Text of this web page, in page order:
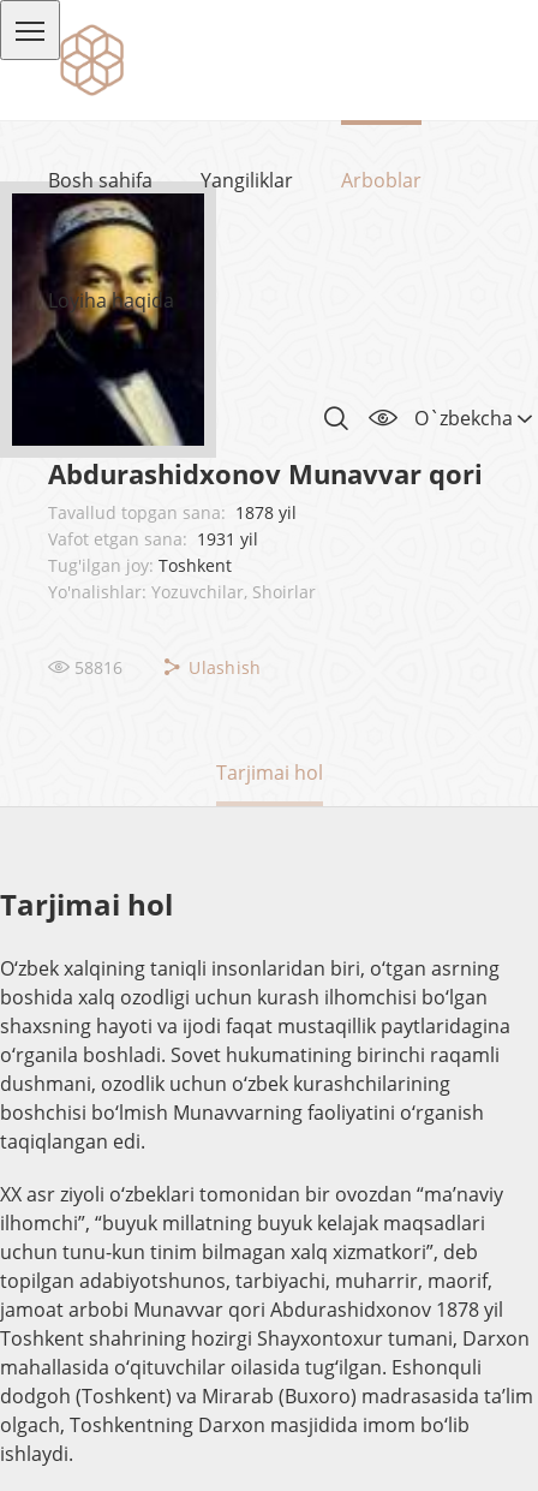
Bosh sahifa Yangiliklar Arboblar
Loyiha haqida
O`zbekcha
Abdurashidxonov Munavvar qori
Tavallud topgan sana: 1878 yil
Vafot etgan sana: 1931 yil
Tug'ilgan joy: Toshkent
Yo'nalishlar: Yozuvchilar, Shoirlar
58816 Ulashish
Tarjimai hol
Tarjimai hol
O‘zbek xalqining taniqli insonlaridan biri, o‘tgan asrning
boshida xalq ozodligi uchun kurash ilhomchisi bo‘lgan
shaxsning hayoti va ijodi faqat mustaqillik paytlaridagina
o‘rganila boshladi. Sovet hukumatining birinchi raqamli
dushmani, ozodlik uchun o‘zbek kurashchilarining
boshchisi bo‘lmish Munavvarning faoliyatini o‘rganish
taqiqlangan edi.
XX asr ziyoli o‘zbeklari tomonidan bir ovozdan “ma’naviy
ilhomchi”, “buyuk millatning buyuk kelajak maqsadlari
uchun tunu-kun tinim bilmagan xalq xizmatkori”, deb
topilgan adabiyotshunos, tarbiyachi, muharrir, maorif,
jamoat arbobi Munavvar qori Abdurashidxonov 1878 yil
Toshkent shahrining hozirgi Shayxontoxur tumani, Darxon
mahallasida o‘qituvchilar oilasida tug‘ilgan. Eshonquli
dodgoh (Toshkent) va Mirarab (Buxoro) madrasasida ta’lim
olgach, Toshkentning Darxon masjidida imom bo‘lib
ishlaydi.